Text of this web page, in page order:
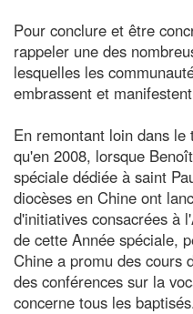
Pour conclure et être
rappeler une des
lesquelles les
embrassent et
En remontant loin dans
qu'en 2008, lorsque
spéciale dédiée à saint
diocèses en Chine ont
d'initiatives consacrées à
de cette Année spéciale,
Chine a promu des cours
des conférences sur la
concerne tous les